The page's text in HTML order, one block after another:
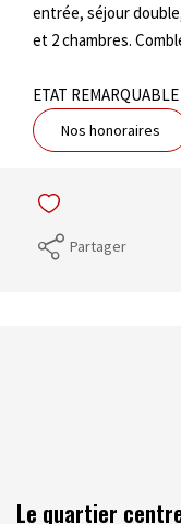
entrée, séjour
et 2 chambres.
ETAT
Nos honoraires
Partager
Le quartier